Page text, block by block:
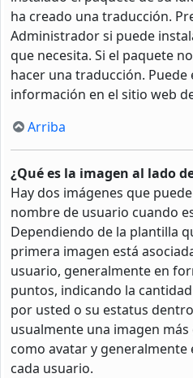
ha creado una traducción.
Administrador si puede
que necesita. Si el paquete
hacer una traducción.
información en el sitio web
Arriba
¿Qué es la imagen al lado
Hay dos imágenes que
nombre de usuario cuando
Dependiendo de la plantilla
primera imagen está
usuario, generalmente en
puntos, indicando la
por usted o su estatus
usualmente una imagen
como avatar y generalmente
cada usuario.